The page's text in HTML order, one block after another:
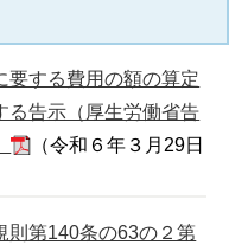
要する費用の額の算定
る告示（厚生労働省告
（令和６年３月29日
則第140条の63の２第